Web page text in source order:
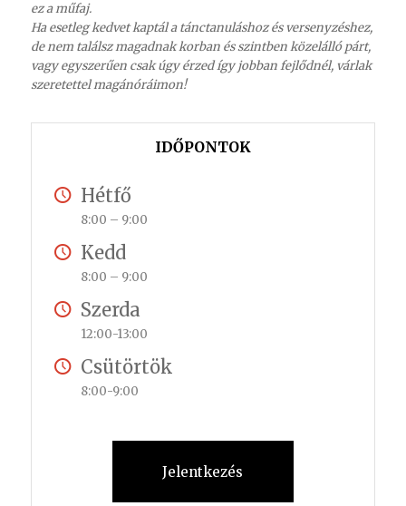
ez a műfaj.
Ha esetleg kedvet kaptál a tánctanuláshoz és versenyzéshez,
de nem találsz magadnak korban és szintben közelálló párt,
vagy egyszerűen csak úgy érzed így jobban fejlődnél, várlak
szeretettel magánóráimon!
IDŐPONTOK
Hétfő
8:00 – 9:00
Kedd
8:00 – 9:00
Szerda
12:00-13:00
Csütörtök
8:00-9:00
Jelentkezés